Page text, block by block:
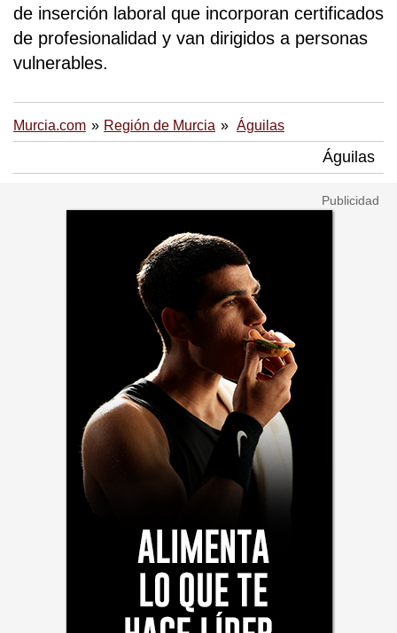
de inserción laboral que incorporan certificados
de profesionalidad y van dirigidos a personas
vulnerables.
Murcia.com Región de Murcia Águilas
Águilas